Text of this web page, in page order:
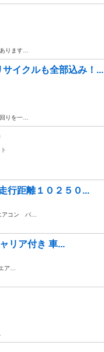
ります…
イクルも全部込み！...
りを一…
行距離１０２５０...
コン パ…
リア付き 車...
ア…